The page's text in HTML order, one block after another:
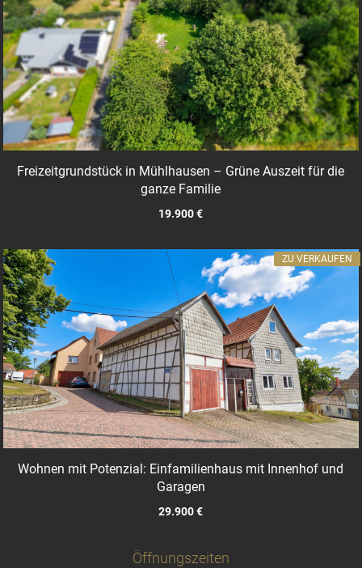
Freizeitgrundstück in Mühlhausen – Grüne Auszeit für die
ganze Familie
19.900 €
Wohnen mit Potenzial: Einfamilienhaus mit Innenhof und
Garagen
29.900 €
ZU VERKAUFEN
Öffnungszeiten